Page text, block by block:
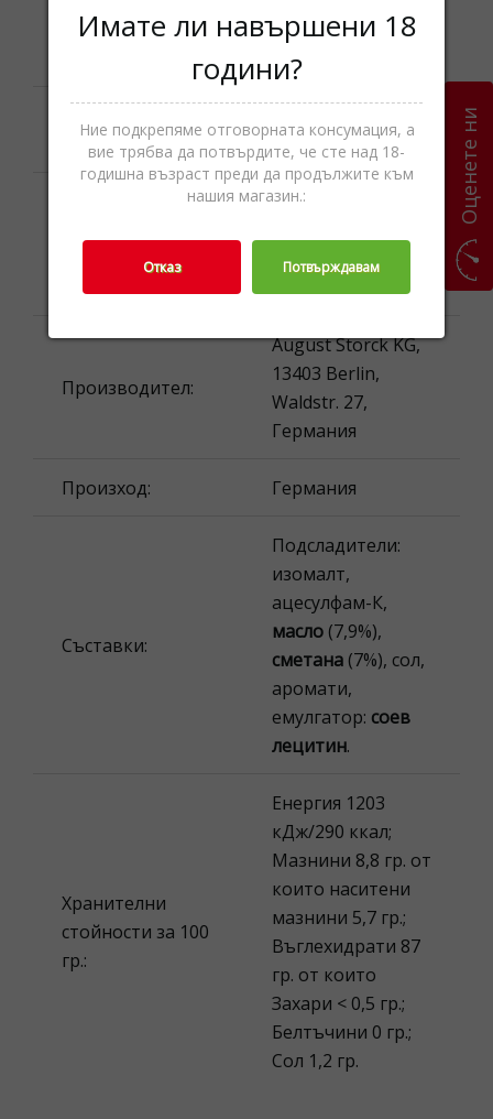
количество
0.042 кг. ℮
Партида:
опаковката.
предупреждение:
Прекомерната
има слабително
Производител:
August Storck KG,
13403 Berlin,
Waldstr. 27,
Германия
Произход: Германия
Съставки:
Подсладители:
изомалт,
ацесулфам-К,
масло (7,9%),
сметана (7%), сол,
аромати,
емулгатор: соев
лецитин.
Хранителни
стойности за 100
гр.:
Енергия 1203
кДж/290 ккал;
Мазнини 8,8 гр. от
които наситени
мазнини 5,7 гр.;
Въглехидрати 87
гр. от които
Захари < 0,5 гр.;
Белтъчини 0 гр.;
Сол 1,2 гр.
Оценете ни
Имате ли навършени 18
години?
Ние подкрепяме отговорната консумация, а
вие трябва да потвърдите, че сте над 18-
годишна възраст преди да продължите към
нашия магазин.:
Отказ Потвърждавам